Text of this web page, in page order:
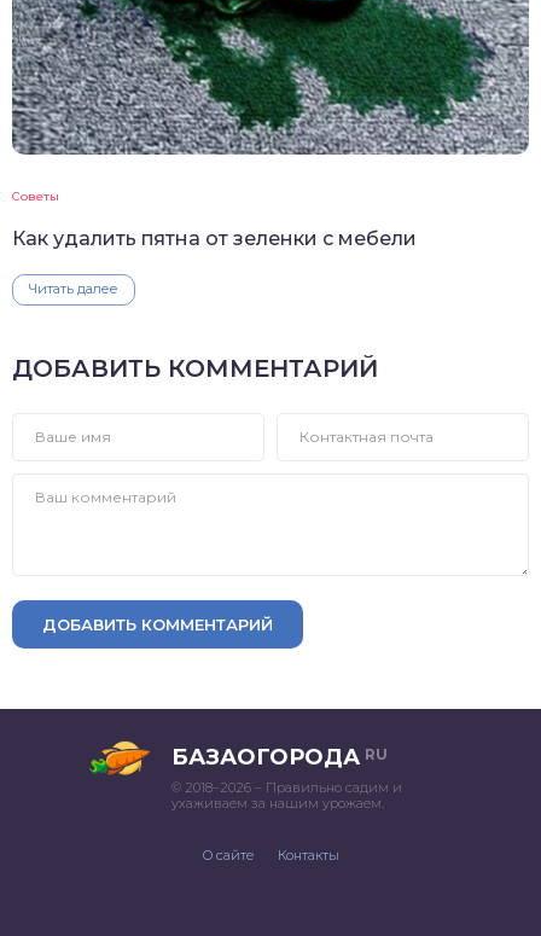
Советы
Как удалить пятна от зеленки с мебели
Читать далее
ДОБАВИТЬ КОММЕНТАРИЙ
ДОБАВИТЬ КОММЕНТАРИЙ
БАЗАОГОРОДА RU
© 2018–2026 – Правильно садим и
ухаживаем за нашим урожаем.
О сайте Контакты